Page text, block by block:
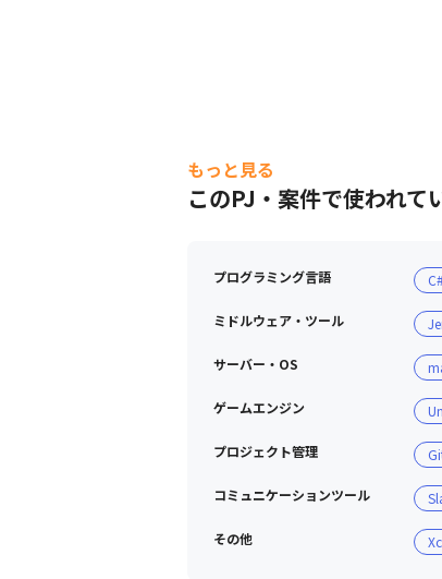
もっと見る
このPJ・案件で使われて
プログラミング言語
ミドルウェア・ツール
サーバー・OS
ゲームエンジン
プロジェクト管理
コミュニケーションツール
その他